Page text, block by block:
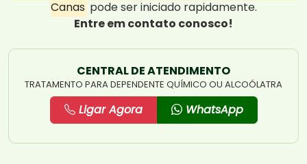
Canas pode ser iniciado rapidamente.
Entre em contato conosco!
CENTRAL DE ATENDIMENTO
TRATAMENTO PARA DEPENDENTE QUÍMICO OU ALCOÓLATRA
Ligar Agora WhatsApp